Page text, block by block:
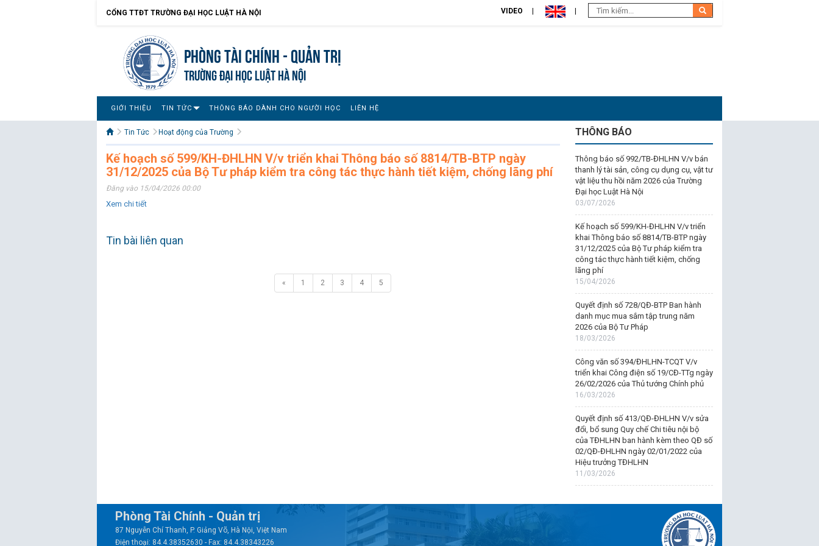
CỔNG TTĐT TRƯỜNG ĐẠI HỌC LUẬT HÀ NỘI VIDEO
Phòng Tài chính - Quản trị
TRƯỜNG ĐẠI HỌC LUẬT HÀ NỘI
GIỚI THIỆU TIN TỨC THÔNG BÁO DÀNH CHO NGƯỜI HỌC LIÊN HỆ
Tin Tức Hoạt động của Trường
Kế hoạch số 599/KH-ĐHLHN V/v triển khai Thông báo số 8814/TB-BTP ngày
31/12/2025 của Bộ Tư pháp kiểm tra công tác thực hành tiết kiệm, chống lãng phí
Đăng vào 15/04/2026 00:00
Xem chi tiết
Tin bài liên quan
« 1 2 3 4 5
THÔNG BÁO
Thông báo số 992/TB-ĐHLHN V/v bán
thanh lý tài sản, công cụ dụng cụ, vật tư
vật liệu thu hồi năm 2026 của Trường
Đại học Luật Hà Nội
03/07/2026
Kế hoạch số 599/KH-ĐHLHN V/v triển
khai Thông báo số 8814/TB-BTP ngày
31/12/2025 của Bộ Tư pháp kiểm tra
công tác thực hành tiết kiệm, chống
lãng phí
15/04/2026
Quyết định số 728/QĐ-BTP Ban hành
danh mục mua sắm tập trung năm
2026 của Bộ Tư Pháp
18/03/2026
Công văn số 394/ĐHLHN-TCQT V/v
triển khai Công điện số 19/CĐ-TTg ngày
26/02/2026 của Thủ tướng Chính phủ
16/03/2026
Quyết định số 413/QĐ-ĐHLHN V/v sửa
đổi, bổ sung Quy chế Chi tiêu nội bộ
của TĐHLHN ban hành kèm theo QĐ số
02/QĐ-ĐHLHN ngày 02/01/2022 của
Hiệu trưởng TĐHLHN
11/03/2026
Phòng Tài Chính - Quản trị
87 Nguyễn Chí Thanh, P. Giảng Võ, Hà Nội, Việt Nam
Điện thoại: 84.4.38352630 - Fax: 84.4.38343226